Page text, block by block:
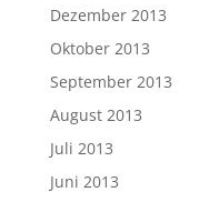
Dezember 2013
Oktober 2013
September 2013
August 2013
Juli 2013
Juni 2013